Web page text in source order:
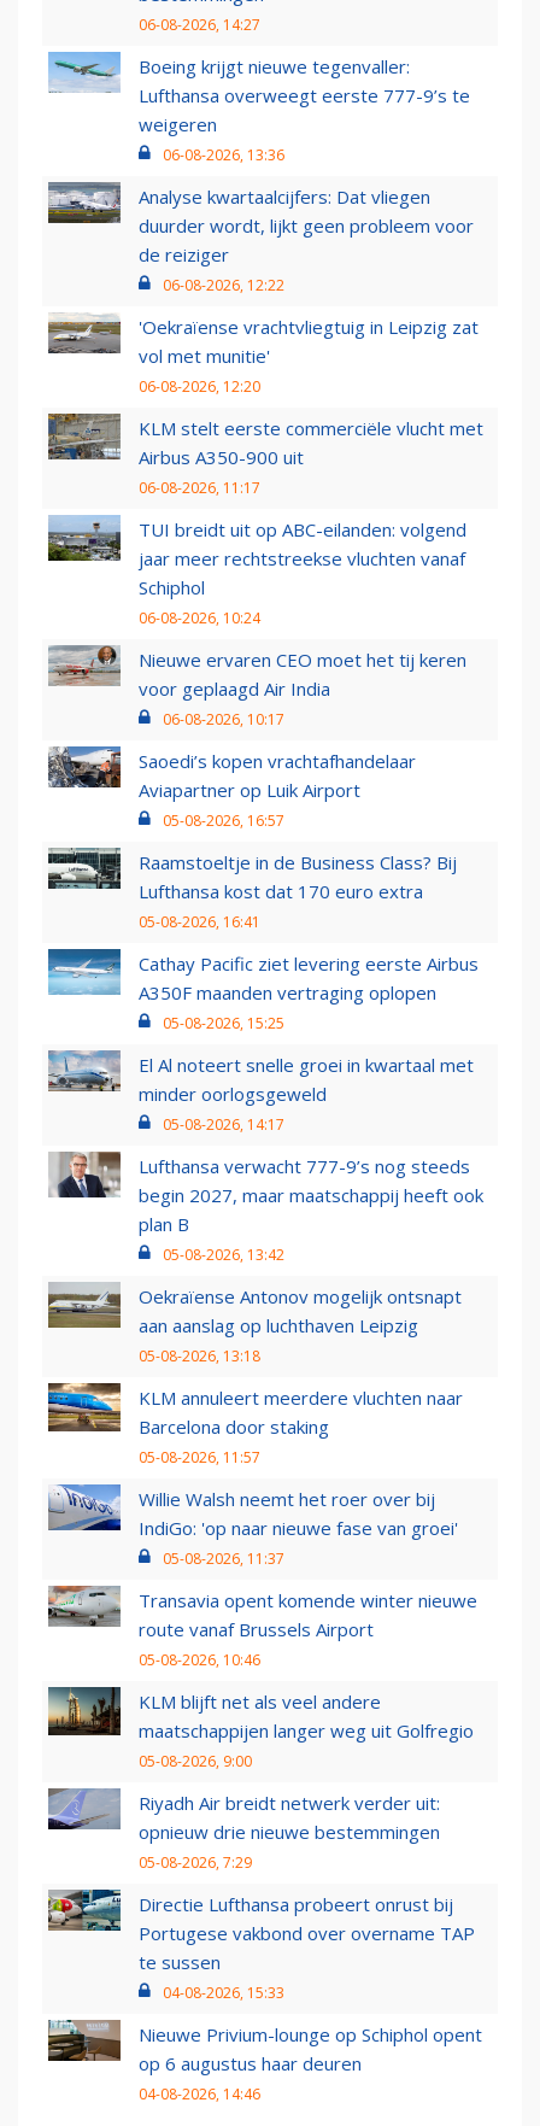
06-08-2026, 14:27
Boeing krijgt nieuwe tegenvaller:
Lufthansa overweegt eerste 777-9’s te
weigeren
06-08-2026, 13:36
Analyse kwartaalcijfers: Dat vliegen
duurder wordt, lijkt geen probleem voor
de reiziger
06-08-2026, 12:22
'Oekraïense vrachtvliegtuig in Leipzig zat
vol met munitie'
06-08-2026, 12:20
KLM stelt eerste commerciële vlucht met
Airbus A350-900 uit
06-08-2026, 11:17
TUI breidt uit op ABC-eilanden: volgend
jaar meer rechtstreekse vluchten vanaf
Schiphol
06-08-2026, 10:24
Nieuwe ervaren CEO moet het tij keren
voor geplaagd Air India
06-08-2026, 10:17
Saoedi’s kopen vrachtafhandelaar
Aviapartner op Luik Airport
05-08-2026, 16:57
Raamstoeltje in de Business Class? Bij
Lufthansa kost dat 170 euro extra
05-08-2026, 16:41
Cathay Pacific ziet levering eerste Airbus
A350F maanden vertraging oplopen
05-08-2026, 15:25
El Al noteert snelle groei in kwartaal met
minder oorlogsgeweld
05-08-2026, 14:17
Lufthansa verwacht 777-9’s nog steeds
begin 2027, maar maatschappij heeft ook
plan B
05-08-2026, 13:42
Oekraïense Antonov mogelijk ontsnapt
aan aanslag op luchthaven Leipzig
05-08-2026, 13:18
KLM annuleert meerdere vluchten naar
Barcelona door staking
05-08-2026, 11:57
Willie Walsh neemt het roer over bij
IndiGo: 'op naar nieuwe fase van groei'
05-08-2026, 11:37
Transavia opent komende winter nieuwe
route vanaf Brussels Airport
05-08-2026, 10:46
KLM blijft net als veel andere
maatschappijen langer weg uit Golfregio
05-08-2026, 9:00
Riyadh Air breidt netwerk verder uit:
opnieuw drie nieuwe bestemmingen
05-08-2026, 7:29
Directie Lufthansa probeert onrust bij
Portugese vakbond over overname TAP
te sussen
04-08-2026, 15:33
Nieuwe Privium-lounge op Schiphol opent
op 6 augustus haar deuren
04-08-2026, 14:46